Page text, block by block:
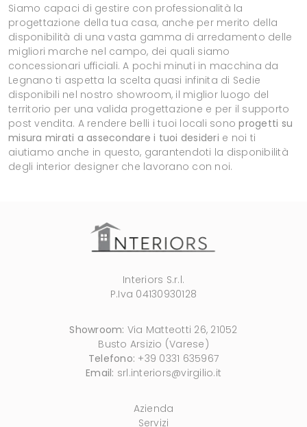
Siamo capaci di gestire con professionalità la
progettazione della tua casa, anche per merito della
disponibilità di una vasta gamma di arredamento delle
migliori marche nel campo, dei quali siamo
concessionari ufficiali. A pochi minuti in macchina da
Legnano ti aspetta la scelta quasi infinita di Sedie
disponibili nel nostro showroom, il miglior luogo del
territorio per una valida progettazione e per il supporto
post vendita. A rendere belli i tuoi locali sonoprogetti su
misura mirati a assecondare i tuoi desideri e noi ti
aiutiamo anche in questo, garantendoti la disponibilità
degli interior designer che lavorano con noi.
Interiors S.r.l.
P.Iva 04130930128
Showroom: Via Matteotti 26, 21052
Busto Arsizio (Varese)
Telefono: +39 0331 635967
Email: srl.interiors@virgilio.it
Azienda
Servizi